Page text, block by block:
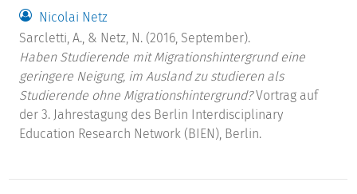
Nicolai Netz
Sarcletti, A., & Netz, N. (2016, September).
Haben Studierende mit Migrationshintergrund eine
geringere Neigung, im Ausland zu studieren als
Studierende ohne Migrationshintergrund?Vortrag auf
der 3. Jahrestagung des Berlin Interdisciplinary
Education Research Network (BIEN), Berlin.